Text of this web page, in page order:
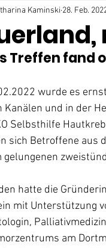
Betroffenen
Kaminski 28. Feb.
Treffen fand
wurde es
Kanälen und in der
Selbsthilfe
sich Betroffene aus
gelungenen
hatte die
mit Unterstützung
am